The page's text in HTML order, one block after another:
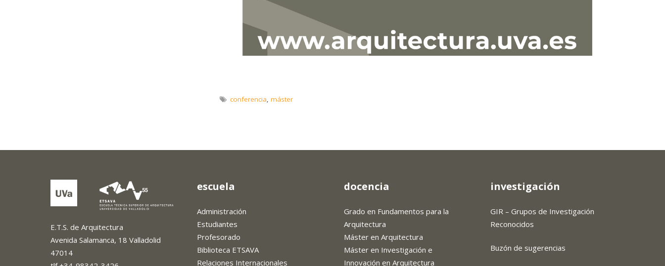
conferencia, máster
E.T.S. de Arquitectura
Avenida Salamanca, 18 Valladolid
47014
escuela
Administración
Estudiantes
Profesorado
Biblioteca ETSAVA
Relaciones Internacionales
docencia
Grado en Fundamentos para la
Arquitectura
Máster en Arquitectura
Máster en Investigación e
Innovación en Arquitectura
investigación
GIR – Grupos de Investigación
Reconocidos
Buzón de sugerencias